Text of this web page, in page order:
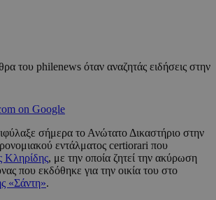
του philenews όταν αναζητάς ειδήσεις στην
on Google
σήμερα το Ανώτατο Δικαστήριο στην
εντάλματος certiorari που
Κληρίδης, με την οποία ζητεί την ακύρωση
που εκδόθηκε για την οικία του στο
«Σάντη».